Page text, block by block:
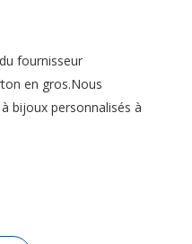
fournisseur
en gros.Nous
bijoux personnalisés à